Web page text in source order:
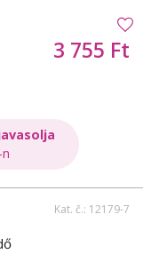
3 755 Ft
Kat. č.: 12179-7